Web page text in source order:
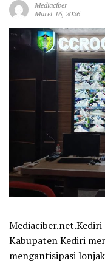
Mediaciber
Maret 16, 2026
Mediaciber.net.Kediri
Kabupaten Kediri
mengantisipasi